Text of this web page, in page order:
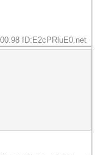
ID:E2cPRluE0.net